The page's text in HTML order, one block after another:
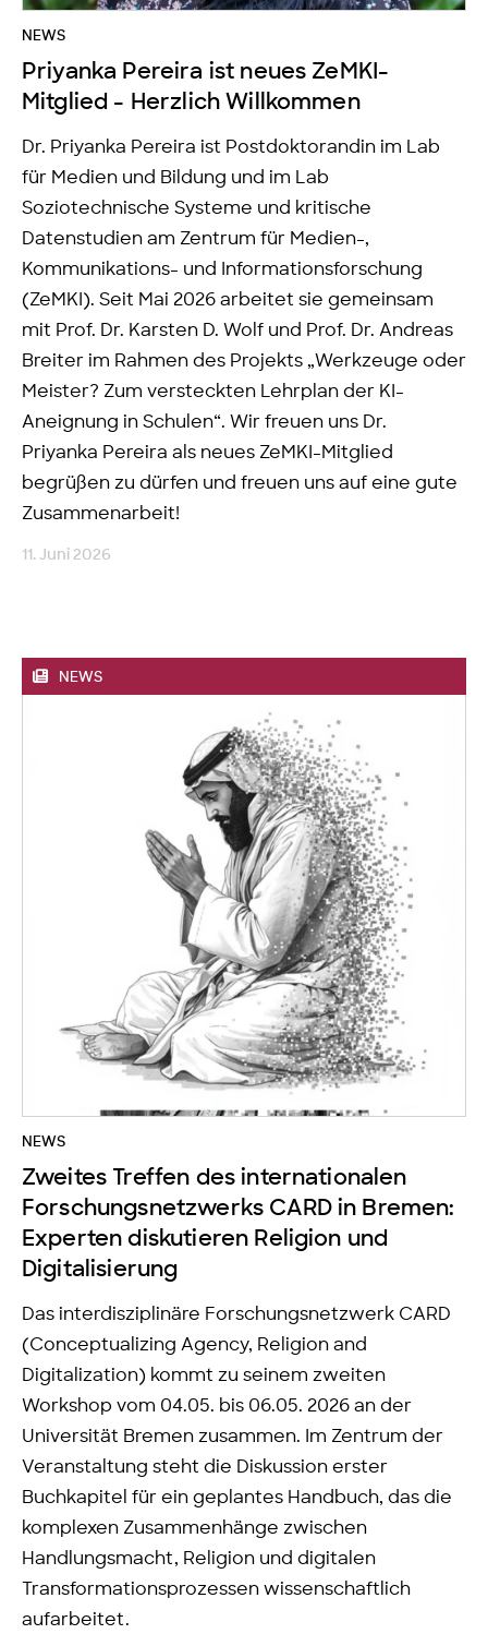
NEWS
Priyanka Pereira ist neues ZeMKI-
Mitglied - Herzlich Willkommen
Dr. Priyanka Pereira ist Postdoktorandin im Lab
für Medien und Bildung und im Lab
Soziotechnische Systeme und kritische
Datenstudien am Zentrum für Medien-,
Kommunikations- und Informationsforschung
(ZeMKI). Seit Mai 2026 arbeitet sie gemeinsam
mit Prof. Dr. Karsten D. Wolf und Prof. Dr. Andreas
Breiter im Rahmen des Projekts „Werkzeuge oder
Meister? Zum versteckten Lehrplan der KI-
Aneignung in Schulen“. Wir freuen uns Dr.
Priyanka Pereira als neues ZeMKI-Mitglied
begrüßen zu dürfen und freuen uns auf eine gute
Zusammenarbeit!
11. Juni 2026
NEWS
NEWS
Zweites Treffen des internationalen
Forschungsnetzwerks CARD in Bremen:
Experten diskutieren Religion und
Digitalisierung
Das interdisziplinäre Forschungsnetzwerk CARD
(Conceptualizing Agency, Religion and
Digitalization) kommt zu seinem zweiten
Workshop vom 04.05. bis 06.05. 2026 an der
Universität Bremen zusammen. Im Zentrum der
Veranstaltung steht die Diskussion erster
Buchkapitel für ein geplantes Handbuch, das die
komplexen Zusammenhänge zwischen
Handlungsmacht, Religion und digitalen
Transformationsprozessen wissenschaftlich
aufarbeitet.